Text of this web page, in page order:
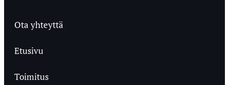
Ota yhteyttä
Etusivu
Toimitus